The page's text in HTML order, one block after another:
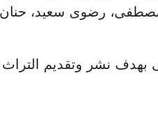
مصطفى، رضوى سعيد،
بهدف نشر وتقديم التراث